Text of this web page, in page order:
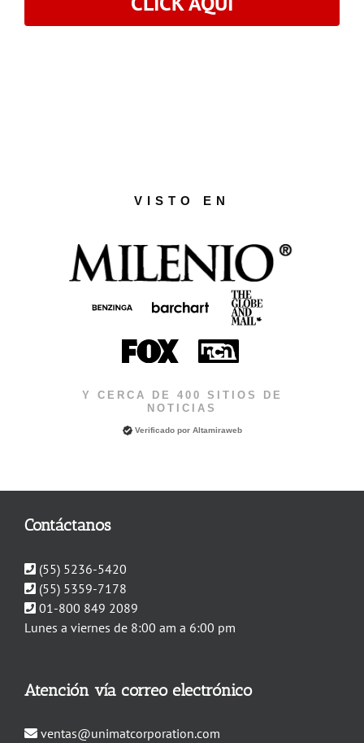
VISTO EN
Y CERCA DE 400 SITIOS DE
NOTICIAS
Verificado por Altamiraweb
Contáctanos
(55) 5236-5420
(55) 5359-7178
01-800 849 2089
Lunes a viernes de 8:00 am a 6:00 pm
Atención vía correo electrónico
ventas@unimatcorporation.com